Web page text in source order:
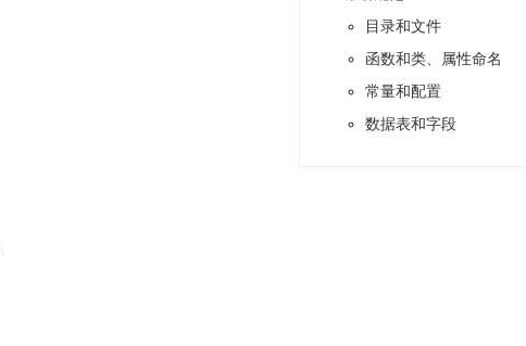
目录和文件
函数和类、属性命名
常量和配置
数据表和字段